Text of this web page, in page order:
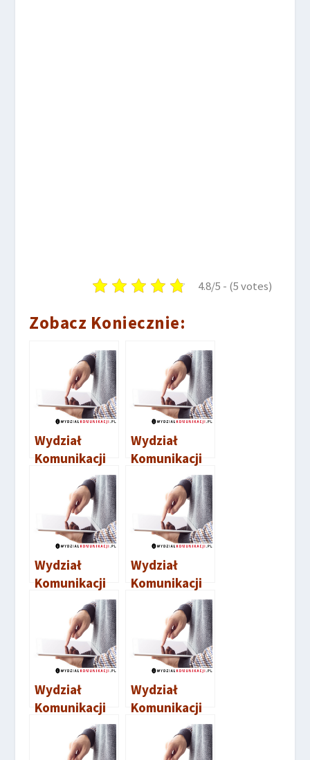
4.8/5 - (5 votes)
Zobacz Koniecznie:
Wydział
Komunikacji
Wejherowo
Wydział
Komunikacji
Wydział
Komunikacji
Wydział
Komunikacji
Nadarzyn
Wydział
Komunikacji
Gdański
Wydział
Komunikacji